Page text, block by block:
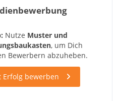
Nutze Muster und
, um Dich
Bewerbern abzuheben.
Erfolg bewerben